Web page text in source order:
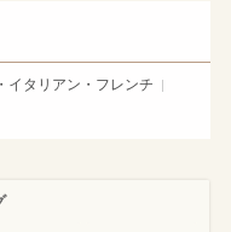
イタリアン・フレンチ